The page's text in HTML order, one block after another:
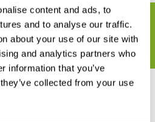
content and ads, to
and to analyse our traffic.
about your use of our site with
and analytics partners who
information that you’ve
collected from your use